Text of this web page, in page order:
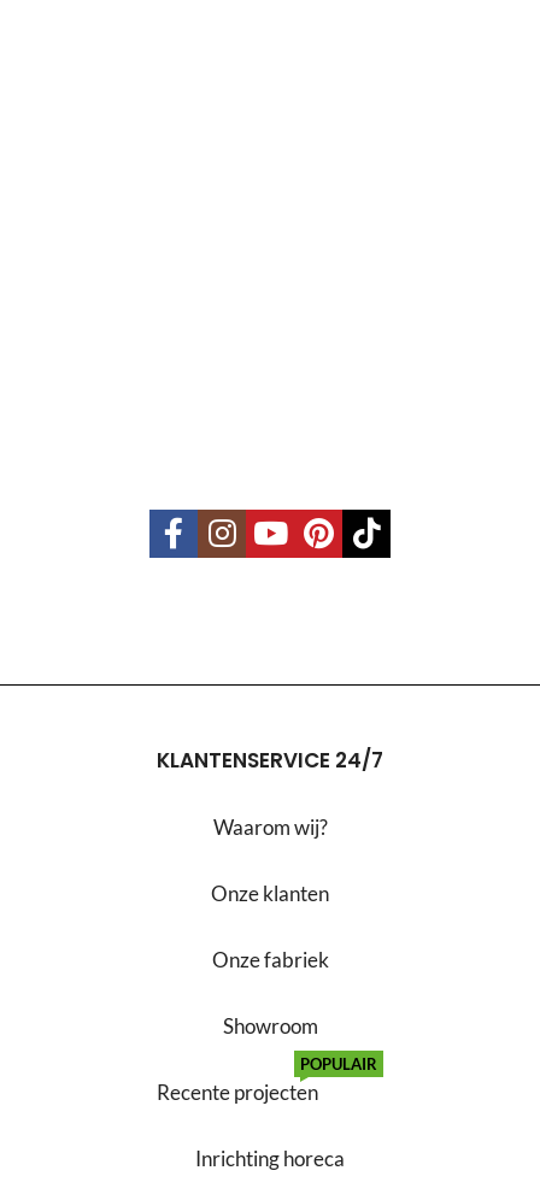
KLANTENSERVICE 24/7
Waarom wij?
Onze klanten
Onze fabriek
Showroom
Recente projecten
POPULAIR
Inrichting horeca